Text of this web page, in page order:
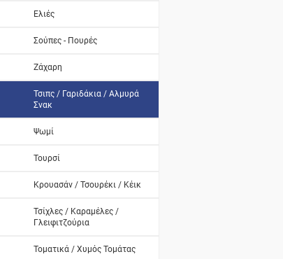
Ελιές
Σούπες - Πουρές
Ζάχαρη
Τσιπς / Γαριδάκια / Αλμυρά
Σνακ
Ψωμί
Τουρσί
Κρουασάν / Τσουρέκι / Κέικ
Τσίχλες / Καραμέλες /
Γλειφιτζούρια
Τοματικά / Χυμός Τομάτας